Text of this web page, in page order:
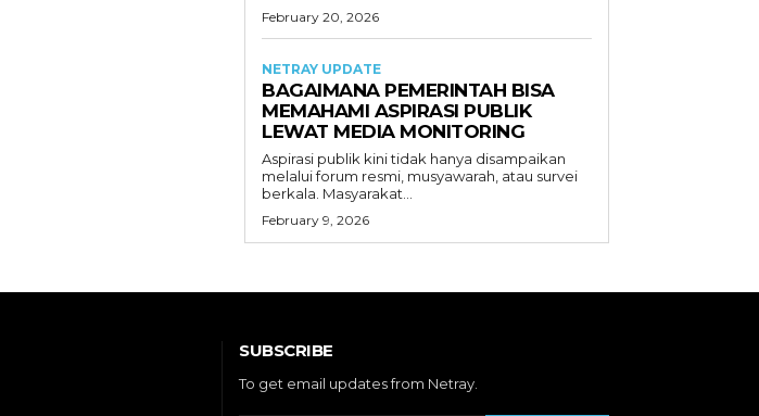
February 20, 2026
NETRAY UPDATE
BAGAIMANA PEMERINTAH BISA
MEMAHAMI ASPIRASI PUBLIK
LEWAT MEDIA MONITORING
Aspirasi publik kini tidak hanya disampaikan
melalui forum resmi, musyawarah, atau survei
berkala. Masyarakat...
February 9, 2026
SUBSCRIBE
To get email updates from Netray.